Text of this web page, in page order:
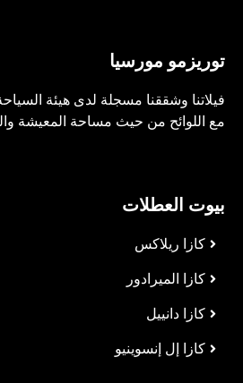
توريزمو مورسيا
فيلاتنا وشققنا مسجلة لدى هيئة
مع اللوائح من حيث مساحة المعيشة
بيوت العطلات
كازا ريلاكس
كازا الميرادور
كازا دانييل
كازا إل إنسوينيو